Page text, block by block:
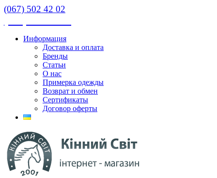
(067) 502 42 02
Информация
Доставка и оплата
Бренды
Статьи
О нас
Примерка одежды
Возврат и обмен
Сертификаты
Договор оферты